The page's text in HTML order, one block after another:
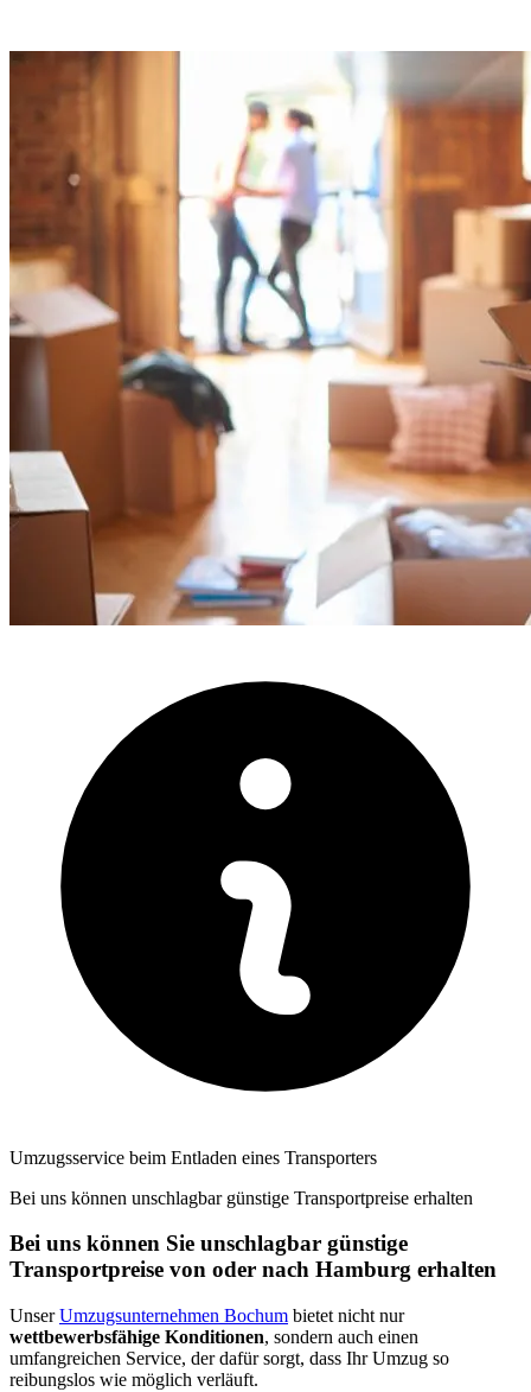
Umzugsservice beim Entladen eines Transporters
Bei uns können unschlagbar günstige Transportpreise erhalten
Bei uns können Sie unschlagbar günstige
Transportpreise von oder nach Hamburg erhalten
UnserUmzugsunternehmen Bochum bietet nicht nur
wettbewerbsfähige Konditionen, sondern auch einen
umfangreichen Service, der dafür sorgt, dass Ihr Umzug so
reibungslos wie möglich verläuft.